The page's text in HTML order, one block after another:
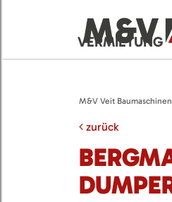
VERMIETUNG
M&V Veit Baumaschinen
zurück